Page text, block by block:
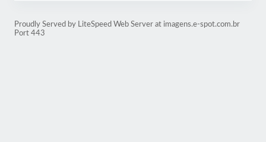
Proudly Served by LiteSpeed Web Server at imagens.e-spot.com.br
Port 443